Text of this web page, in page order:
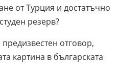
от Турция и достатъчно
резерв?
отговор,
картина в българската